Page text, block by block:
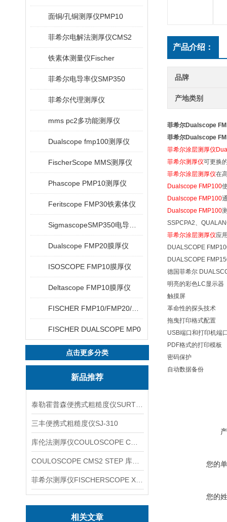
面铜/孔铜测厚仪PMP10
菲希尔电解法测厚仪CMS2
铁素体测量仪Fischer
菲希尔电导率仪SMP350
菲希尔代理测厚仪
mms pc2多功能测厚仪
Dualscope fmp100测厚仪
FischerScope MMS测厚仪
Phascope PMP10测厚仪
Feritscope FMP30铁素体仪
Dualscope FMP20膜厚仪
ISOSCOPE FMP10膜厚仪
Deltascope FMP10膜厚仪
FISCHER DUALSCOPE MP0
点击更多分类
新品推荐
三丰便携式粗糙度仪SJ-310
相关文章
产品介绍：
品牌
产地类别
菲希尔Dualscope
菲希尔Dualscope
菲希尔涂层测厚仪
菲希尔测厚仪可更换
菲希尔涂层测厚仪在
Dualscope FMP100
Dualscope FMP100
Dualscope FMP100
SSPCPA2、
菲希尔涂层测厚仪应
DUALSCOPE
DUALSCOPE
德国菲希尔
明亮的彩色LC显示器
触摸屏
革命性的探头技术
拖曳打印格式配置
USB端口和打印机端
PDF格式的打印模板
密码保护
自动数据备份
您的
您的